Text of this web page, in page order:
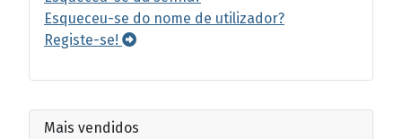
Mais vendidos
Esqueceu-se do nome de utilizador?
Registe-se!